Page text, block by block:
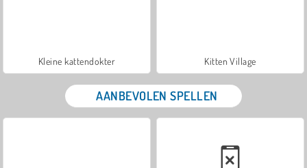
Kleine kattendokter Kitten Village
AANBEVOLEN SPELLEN